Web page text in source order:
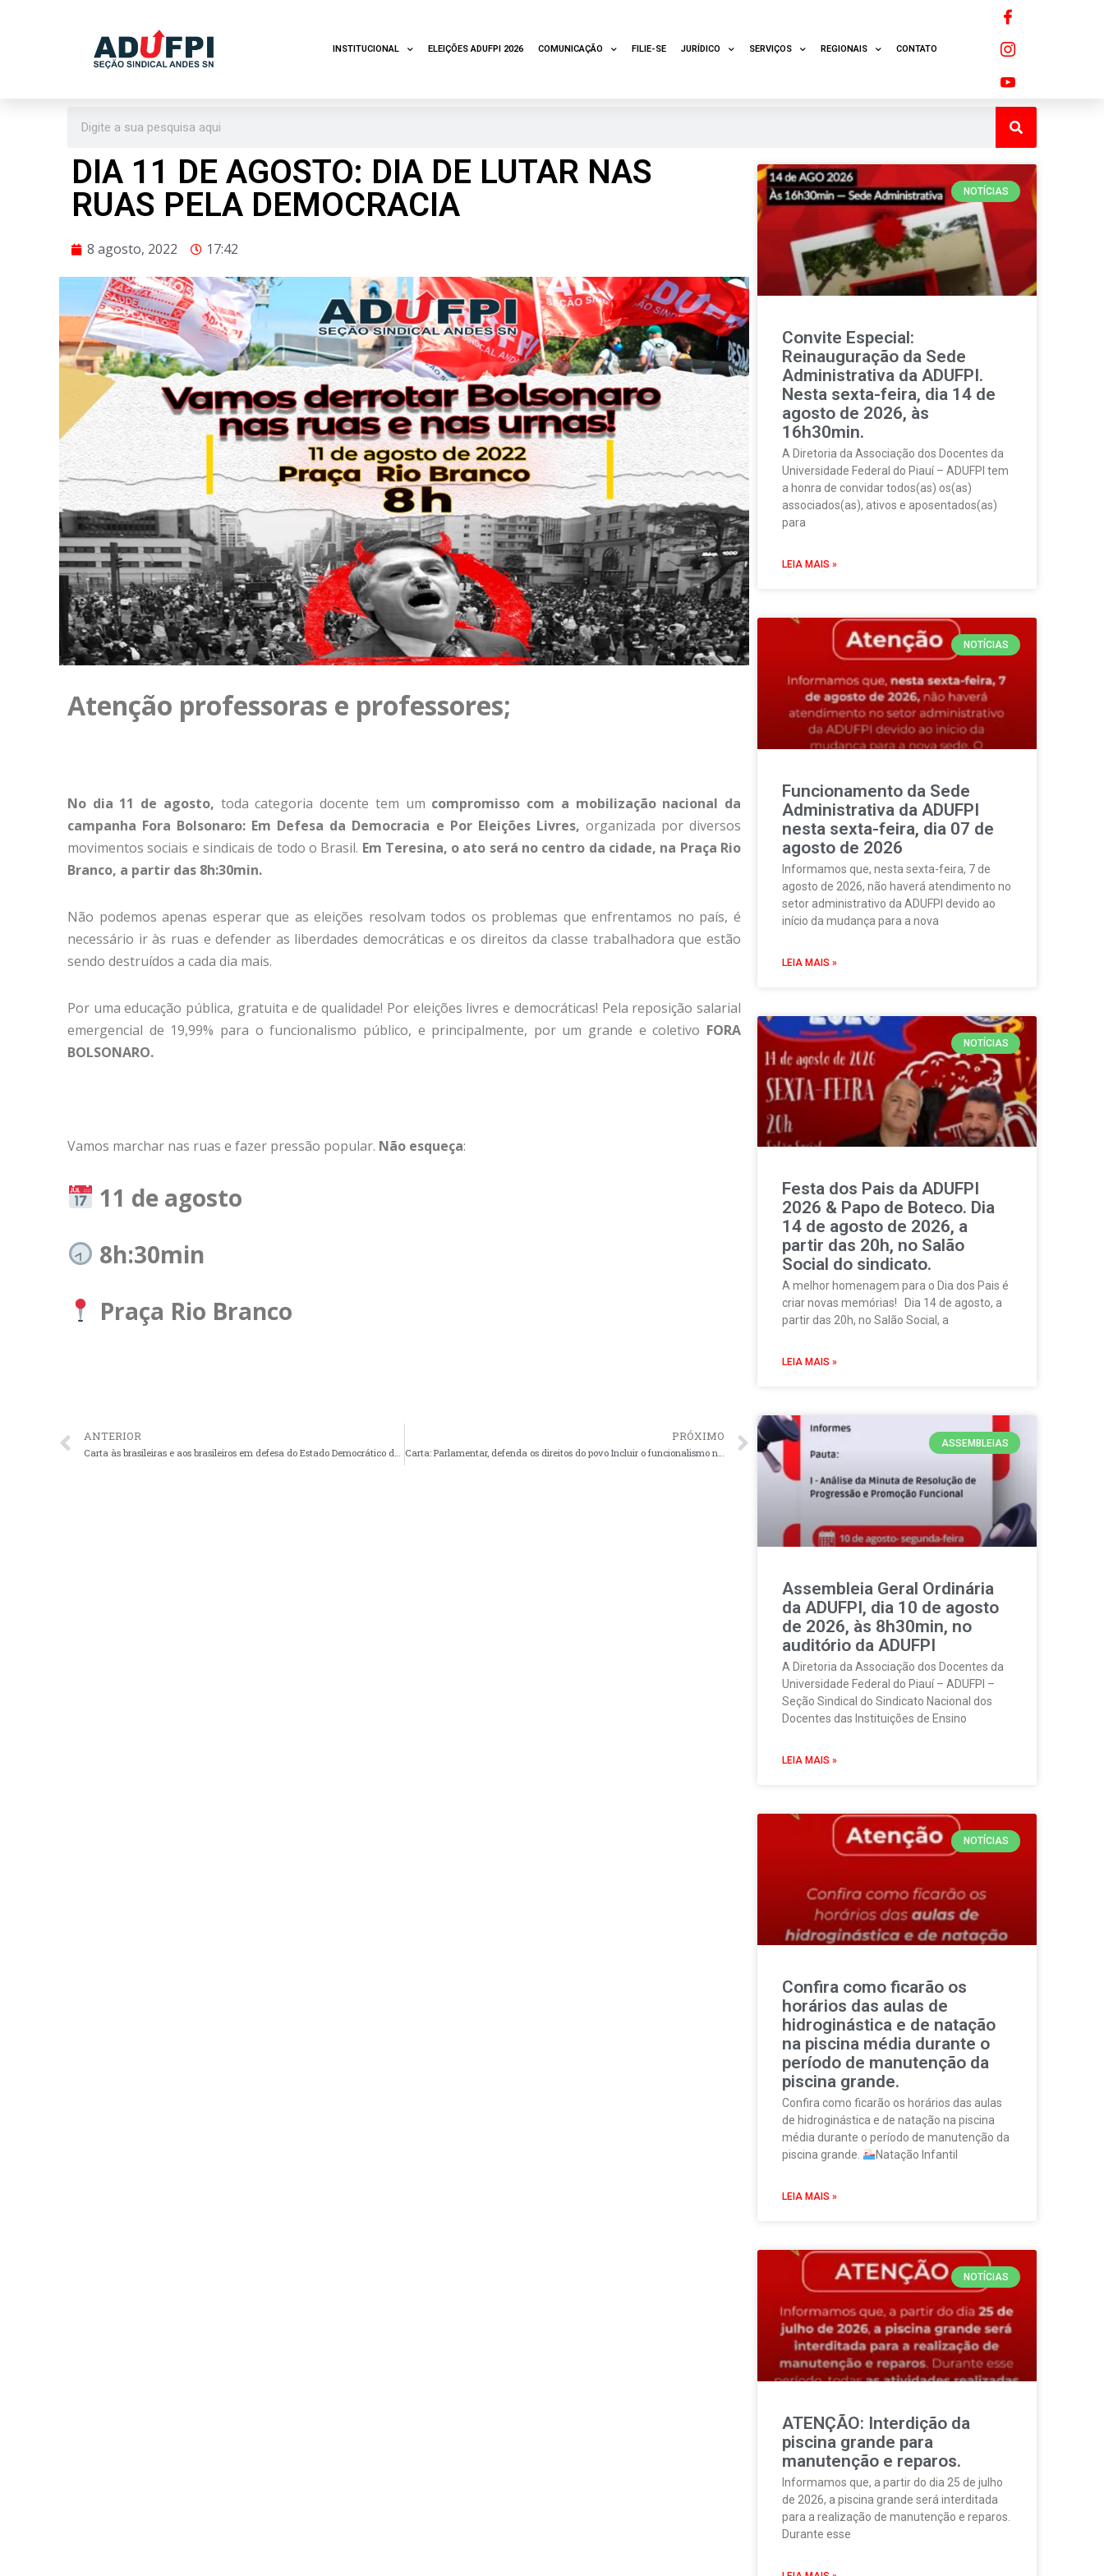
INSTITUCIONAL ELEIÇÕES ADUFPI 2026 COMUNICAÇÃO FILIE-SE JURÍDICO SERVIÇOS REGIONAIS CONTATO
DIA 11 DE AGOSTO: DIA DE LUTAR NAS
RUAS PELA DEMOCRACIA
8 agosto, 2022 17:42
Atenção professoras e professores;
No dia 11 de agosto, toda categoria docente tem um compromisso com a mobilização nacional da
campanha Fora Bolsonaro: Em Defesa da Democracia e Por Eleições Livres, organizada por diversos
movimentos sociais e sindicais de todo o Brasil. Em Teresina, o ato será no centro da cidade, na Praça Rio
Branco, a partir das 8h:30min.
Não podemos apenas esperar que as eleições resolvam todos os problemas que enfrentamos no país, é
necessário ir às ruas e defender as liberdades democráticas e os direitos da classe trabalhadora que estão
sendo destruídos a cada dia mais.
Por uma educação pública, gratuita e de qualidade! Por eleições livres e democráticas! Pela reposição salarial
emergencial de 19,99% para o funcionalismo público, e principalmente, por um grande e coletivo FORA
BOLSONARO.
Vamos marchar nas ruas e fazer pressão popular. Não esqueça:
11 de agosto
8h:30min
Praça Rio Branco
ANTERIOR
Carta às brasileiras e aos brasileiros em defesa do Estado Democrático de Direito
PRÓXIMO
Carta: Parlamentar, defenda os direitos do povo Incluir o funcionalismo no orçamento 2023 é necessário e urgente
NOTÍCIAS
Convite Especial:
Reinauguração da Sede
Administrativa da ADUFPI.
Nesta sexta-feira, dia 14 de
agosto de 2026, às
16h30min.
A Diretoria da Associação dos Docentes da
Universidade Federal do Piauí – ADUFPI tem
a honra de convidar todos(as) os(as)
associados(as), ativos e aposentados(as)
para
LEIA MAIS »
NOTÍCIAS
Funcionamento da Sede
Administrativa da ADUFPI
nesta sexta-feira, dia 07 de
agosto de 2026
Informamos que, nesta sexta-feira, 7 de
agosto de 2026, não haverá atendimento no
setor administrativo da ADUFPI devido ao
início da mudança para a nova
LEIA MAIS »
NOTÍCIAS
Festa dos Pais da ADUFPI
2026 & Papo de Boteco. Dia
14 de agosto de 2026, a
partir das 20h, no Salão
Social do sindicato.
A melhor homenagem para o Dia dos Pais é
criar novas memórias! Dia 14 de agosto, a
partir das 20h, no Salão Social, a
LEIA MAIS »
ASSEMBLEIAS
Assembleia Geral Ordinária
da ADUFPI, dia 10 de agosto
de 2026, às 8h30min, no
auditório da ADUFPI
A Diretoria da Associação dos Docentes da
Universidade Federal do Piauí – ADUFPI –
Seção Sindical do Sindicato Nacional dos
Docentes das Instituições de Ensino
LEIA MAIS »
NOTÍCIAS
Confira como ficarão os
horários das aulas de
hidroginástica e de natação
na piscina média durante o
período de manutenção da
piscina grande.
Confira como ficarão os horários das aulas
de hidroginástica e de natação na piscina
média durante o período de manutenção da
piscina grande.
Natação Infantil
LEIA MAIS »
NOTÍCIAS
ATENÇÃO: Interdição da
piscina grande para
manutenção e reparos.
Informamos que, a partir do dia 25 de julho
de 2026, a piscina grande será interditada
para a realização de manutenção e reparos.
Durante esse